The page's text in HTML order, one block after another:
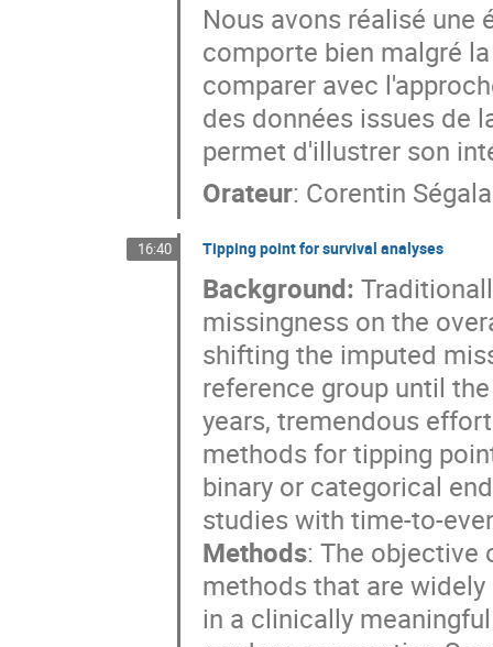
Nous avons réalisé une
comporte bien malgré
comparer avec
des données issues de
permet d'illustrer son
Orateur: Corentin
16:40 Tipping point for survival analyses
Background:
missingness on the
shifting the imputed
reference group until
years, tremendous
methods for tipping
binary or categorical
studies with time-to-
Methods: The objective
methods that are
in a clinically